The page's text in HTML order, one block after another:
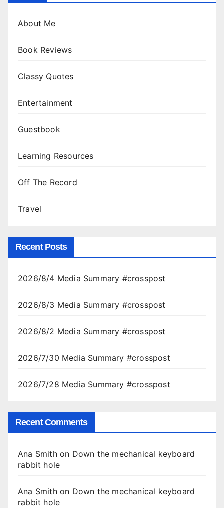
About Me
Book Reviews
Classy Quotes
Entertainment
Guestbook
Learning Resources
Off The Record
Travel
Recent Posts
2026/8/4 Media Summary #crosspost
2026/8/3 Media Summary #crosspost
2026/8/2 Media Summary #crosspost
2026/7/30 Media Summary #crosspost
2026/7/28 Media Summary #crosspost
Recent Comments
Ana Smithon Down the mechanical keyboard
rabbit hole
Ana Smithon Down the mechanical keyboard
rabbit hole